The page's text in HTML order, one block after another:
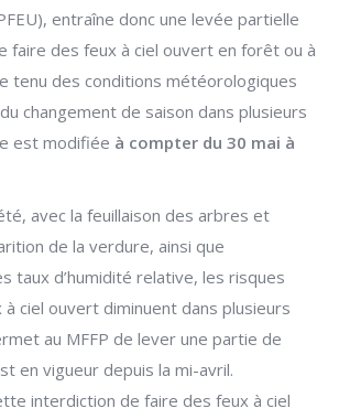
entraîne donc une levée partielle
faire des feux à ciel ouvert en forêt ou à
tenu des conditions météorologiques
changement de saison dans plusieurs
est modifiée à compter du 30 mai à
avec la feuillaison des arbres et
de la verdure, ainsi que
taux d’humidité relative, les risques
à ciel ouvert diminuent dans plusieurs
au MFFP de lever une partie de
en vigueur depuis la mi-avril.
interdiction de faire des feux à ciel